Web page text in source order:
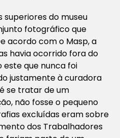
superiores do museu
fotográfico que
acordo com o Masp, a
havia ocorrido fora do
este que nunca foi
justamente à curadora
se tratar de um
não fosse o pequeno
excluídas eram sobre
dos Trabalhadores